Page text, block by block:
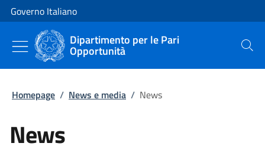
Vai al contenuto
Vai alla navigazione del sito
Governo Italiano
Dipartimento per le Pari
Opportunità Cerca
Homepage / News e media / News
News